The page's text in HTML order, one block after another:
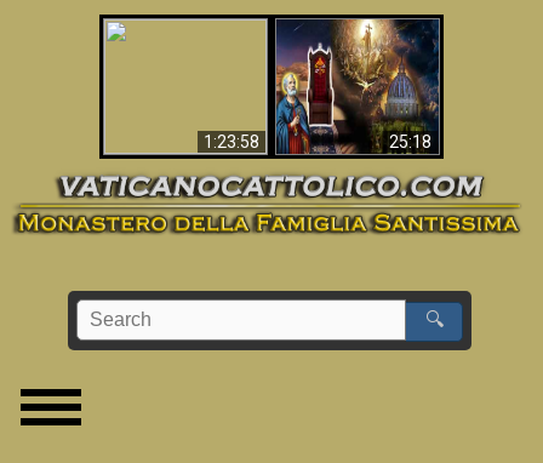
1:23:58 25:18
La Bibbia ha previsto
70 anni senza Papa?
🔍